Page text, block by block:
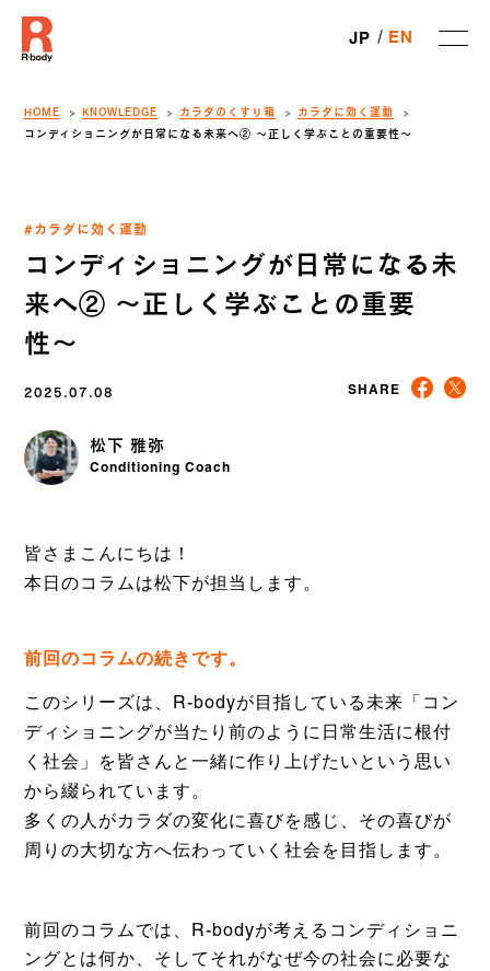
JP EN
HOME KNOWLEDGE カラダのくすり箱
カラダに効く運動
コンディショニングが日常になる未来へ② 〜正しく学ぶことの重要性〜
#カラダに効く運動
コンディショニングが日常になる未
来へ② 〜正しく学ぶことの重要
性〜
2025.07.08 SHARE
松下 雅弥
Conditioning Coach
皆さまこんにちは！
本日のコラムは松下が担当します。
前回のコラムの続きです。
このシリーズは、R-bodyが目指している未来「コン
ディショニングが当たり前のように日常生活に根付
く社会」を皆さんと一緒に作り上げたいという思い
から綴られています。
多くの人がカラダの変化に喜びを感じ、その喜びが
周りの大切な方へ伝わっていく社会を目指します。
前回のコラムでは、R-bodyが考えるコンディショニ
ングとは何か、そしてそれがなぜ今の社会に必要な